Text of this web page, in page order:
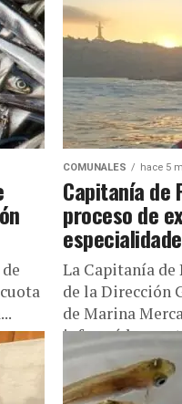
COMUNALES hace 5
Capitanía de
proceso de
La Capitanía de
de la Dirección
de Marina
informó la